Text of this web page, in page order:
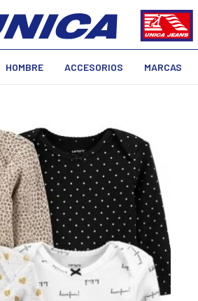
HOMBRE ACCESORIOS MARCAS